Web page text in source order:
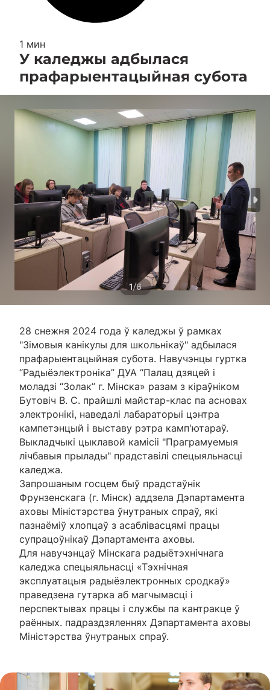
1 мин
У каледжы адбылася
прафарыентацыйная субота
1/6
28 снежня 2024 года ў каледжы ў рамках
"Зімовыя канікулы для школьнікаў" адбылася
прафарыентацыйная субота. Навучэнцы гуртка
“Радыёэлектроніка” ДУА “Палац дзяцей і
моладзі “Золак” г. Мінска» разам з кіраўніком
Бутовіч В. С. прайшлі майстар-клас па асновах
электронікі, наведалі лабараторыі цэнтра
кампетэнцый і выставу рэтра камп'ютараў.
Выкладчыкі цыклавой камісіі "Праграмуемыя
лічбавыя прылады" прадставілі спецыяльнасці
каледжа.
Запрошаным госцем быў прадстаўнік
Фрунзенскага (г. Мінск) аддзела Дэпартамента
аховы Міністэрства ўнутраных спраў, які
пазнаёміў хлопцаў з асаблівасцямі працы
супрацоўнікаў Дэпартамента аховы.
Для навучэнцаў Мінскага радыётэхнічнага
каледжа спецыяльнасці «Тэхнічная
эксплуатацыя радыёэлектронных сродкаў»
праведзена гутарка аб магчымасці і
перспектывах працы і службы па кантракце ў
раённых. падраздзяленнях Дэпартамента аховы
Міністэрства ўнутраных спраў.